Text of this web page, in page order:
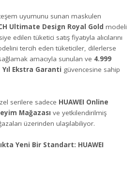
uyumunu sunan maskulen
Ultimate Design Royal Gold modeli
edilen tüketici satış fiyatıyla alıcılarını
tercih eden tüketiciler, dilerlerse
amacıyla sunulan ve 4.999
Yıl Ekstra Garanti güvencesine sahip
serilere sadece HUAWEI Online
Mağazası ve yetkilendirilmiş
üzerinden ulaşılabiliyor.
Yeni Bir Standart: HUAWEI